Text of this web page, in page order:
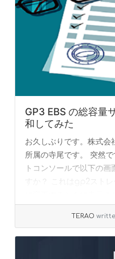
GP3 EBS の総容量
和してみた
お久しぶりです。株式会
所属の寺尾です。 突然
トコンソールで以下の画
すか？ これはgp2スト
TERAO